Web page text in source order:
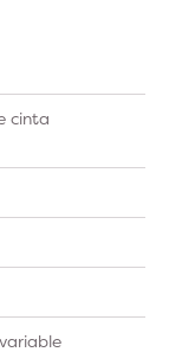
cinta